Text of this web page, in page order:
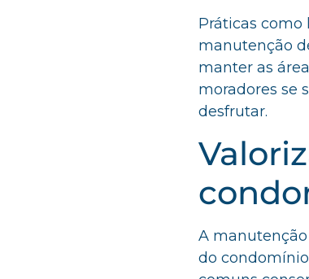
Práticas
manutenção
manter as
moradores se
desfrutar.
A
do